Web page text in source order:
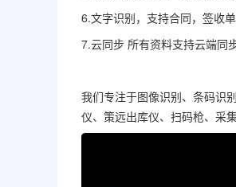
6.文字识别，支持合同，签收
7.云同步 所有资料支持云端同
我们专注于图像识别、条码识
仪、策远出库仪、扫码枪、采